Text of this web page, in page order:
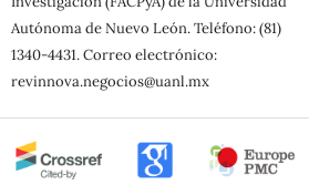
Autónoma de Nuevo León. Teléfono: (81)
1340-4431. Correo electrónico:
revinnova.negocios@uanl.mx